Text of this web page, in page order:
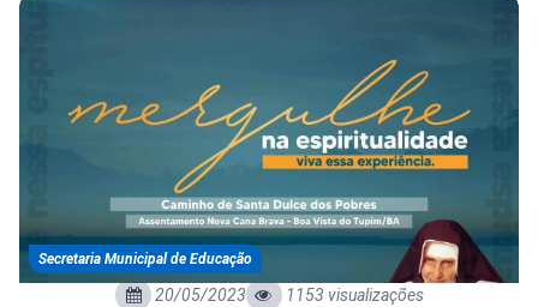
Secretaria Municipal de Educação
20/05/2023 1153 visualizações